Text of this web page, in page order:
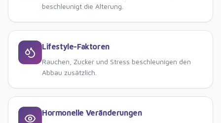
beschleunigt die Alterung.
Lifestyle-Faktoren
Rauchen, Zucker und Stress beschleunigen den
Abbau zusätzlich.
Hormonelle Veränderungen